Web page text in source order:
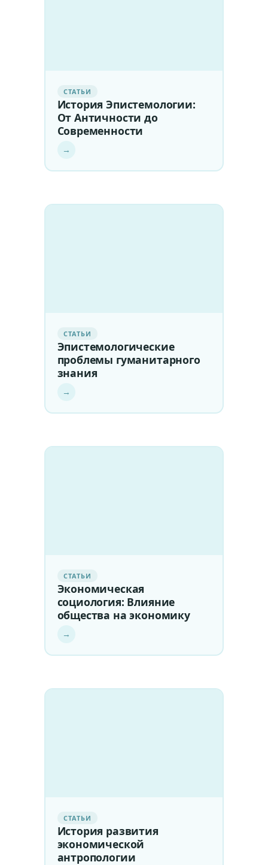
СТАТЬИ
История Эпистемологии:
От Античности до
Современности
→
СТАТЬИ
Эпистемологические
проблемы гуманитарного
знания
→
СТАТЬИ
Экономическая
социология: Влияние
общества на экономику
→
СТАТЬИ
История развития
экономической
антропологии